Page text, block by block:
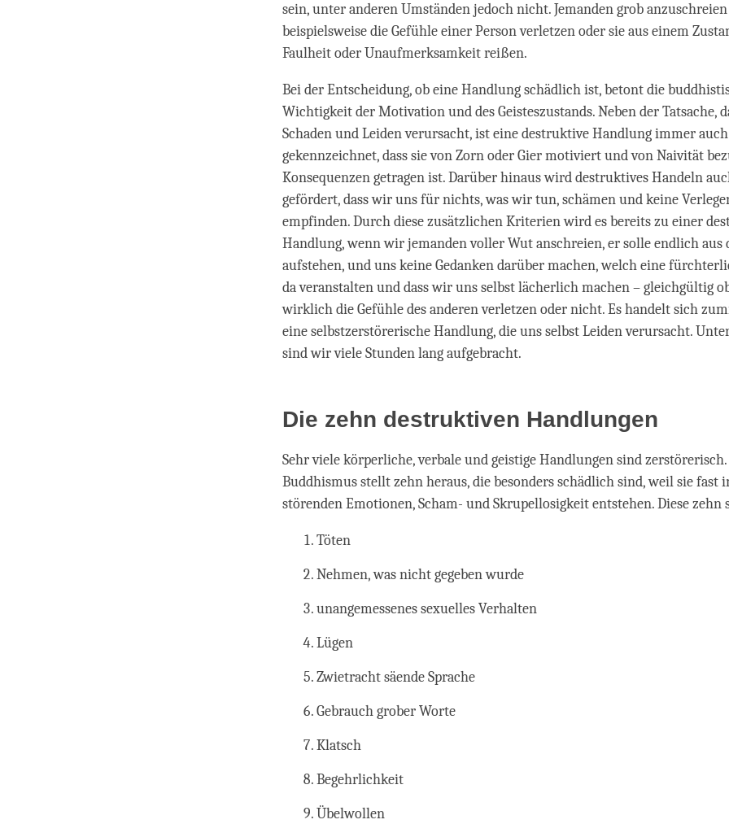
sein, unter anderen Umständen jedoch nicht. Jemanden grob
beispielsweise die Gefühle einer Person verletzen oder sie aus einem
Faulheit oder Unaufmerksamkeit reißen.
Bei der Entscheidung, ob eine Handlung schädlich ist, betont die
Wichtigkeit der Motivation und des Geis­teszustands. Neben der Tatsache,
Schaden und Leiden verursacht, ist eine destruktive Handlung immer
gekennzeichnet, dass sie von Zorn oder Gier motiviert und von Naivität
Konsequenzen getragen ist. Darüber hinaus wird destruktives Handeln
gefördert, dass wir uns für nichts, was wir tun, schämen und keine
empfinden. Durch diese zusätzlichen Kriterien wird es bereits zu einer
Handlung, wenn wir jemanden voller Wut anschreien, er solle endlich aus
aufstehen, und uns keine Gedanken darüber machen, welch eine
da veranstalten und dass wir uns selbst lächerlich machen – gleichgültig
wirklich die Gefühle des anderen verletzen oder nicht. Es handelt sich
eine selbstzerstörerische Handlung, die uns selbst Leiden verursacht.
sind wir viele Stunden lang aufgebracht.
Die zehn destruktiven Handlungen
Sehr viele körperliche, verbale und geistige Handlungen sind zerstörerisch.
Buddhismus stellt zehn heraus, die besonders schädlich sind, weil sie fast
störenden Emotionen, Scham- und Skrupellosigkeit entstehen. Diese zehn
Töten
Nehmen, was nicht gegeben wurde
unangemessenes sexuelles Verhalten
Lügen
Zwietracht säende Sprache
Gebrauch grober Worte
Klatsch
Begehrlichkeit
Übelwollen